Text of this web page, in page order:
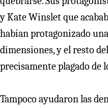
y Kate Winslet que
habían protagonizado
dimensiones, y el resto
precisamente plagado de
Tampoco ayudaron las